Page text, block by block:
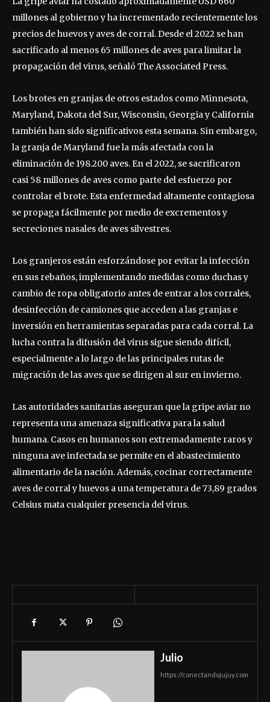
millones al gobierno y ha incrementado recientemente los
precios de huevos y aves de corral. Desde el 2022 se han
sacrificado al menos 65 millones de aves para limitar la
propagación del virus, señaló The Associated Press.
Los brotes en granjas de otros estados como Minnesota,
Maryland, Dakota del Sur, Wisconsin, Georgia y California
también han sido significativos esta semana. Sin embargo,
la granja de Maryland fue la más afectada con la
eliminación de 198.200 aves. En el 2022, se sacrificaron
casi 58 millones de aves como parte del esfuerzo por
controlar el brote. Esta enfermedad altamente contagiosa
se propaga fácilmente por medio de excrementos y
secreciones nasales de aves silvestres.
Los granjeros están esforzándose por evitar la infección
en sus rebaños, implementando medidas como duchas y
cambio de ropa obligatorio antes de entrar a los corrales,
desinfección de camiones que acceden a las granjas e
inversión en herramientas separadas para cada corral. La
lucha contra la difusión del virus sigue siendo difícil,
especialmente a lo largo de las principales rutas de
migración de las aves que se dirigen al sur en invierno.
Las autoridades sanitarias aseguran que la gripe aviar no
representa una amenaza significativa para la salud
humana. Casos en humanos son extremadamente raros y
ninguna ave infectada se permite en el abastecimiento
alimentario de la nación. Además, cocinar correctamente
aves de corral y huevos a una temperatura de 73,89 grados
Celsius mata cualquier presencia del virus.
Julio
https://conectandojujuy.com